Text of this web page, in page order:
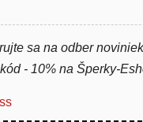
sa na odber
- 10% na Šperky-